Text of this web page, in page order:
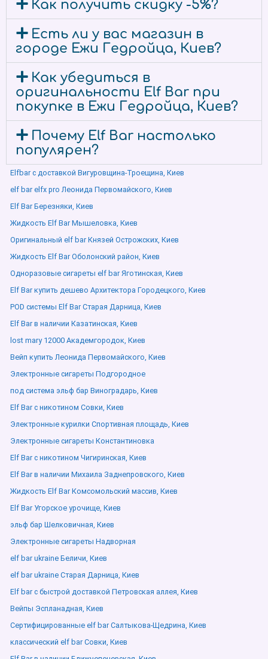
Как получить скидку -5%?
Есть ли у вас магазин в
городе Ежи Гедройца, Киев?
Как убедиться в
оригинальности Elf Bar при
покупке в Ежи Гедройца, Киев?
Почему Elf Bar настолько
популярен?
Elfbar с доставкой Вигуровщина-Троещина, Киев
elf bar elfx pro Леонида Первомайского, Киев
Elf Bar Березняки, Киев
Жидкость Elf Bar Мышеловка, Киев
Оригинальный elf bar Князей Острожских, Киев
Жидкость Elf Bar Оболонский район, Киев
Одноразовые сигареты elf bar Яготинская, Киев
Elf Bar купить дешево Архитектора Городецкого, Киев
POD системы Elf Bar Старая Дарница, Киев
Elf Bar в наличии Казатинская, Киев
lost mary 12000 Академгородок, Киев
Вейп купить Леонида Первомайского, Киев
Электронные сигареты Подгородное
под система эльф бар Виноградарь, Киев
Elf Bar с никотином Совки, Киев
Электронные курилки Спортивная площадь, Киев
Электронные сигареты Константиновка
Elf Bar с никотином Чигиринская, Киев
Elf Bar в наличии Михаила Заднепровского, Киев
Жидкость Elf Bar Комсомольский массив, Киев
Elf Bar Угорское урочище, Киев
эльф бар Шелковичная, Киев
Электронные сигареты Надворная
elf bar ukraine Беличи, Киев
elf bar ukraine Старая Дарница, Киев
Elf bar с быстрой доставкой Петровская аллея, Киев
Вейпы Эспланадная, Киев
Сертифицированные elf bar Салтыкова-Щедрина, Киев
классический elf bar Совки, Киев